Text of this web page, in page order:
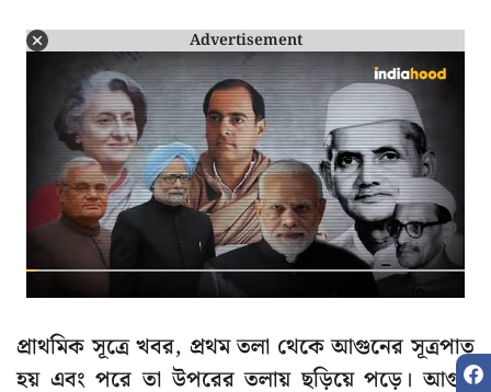
Advertisement
প্রাথমিক সূত্রে খবর, প্রথম তলা থেকে আগুনের সূত্রপাত
হয় এবং পরে তা উপরের তলায় ছড়িয়ে পড়ে। আগুন